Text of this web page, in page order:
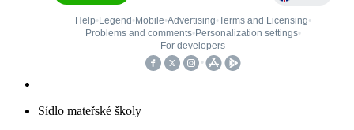
Sídlo mateřské školy